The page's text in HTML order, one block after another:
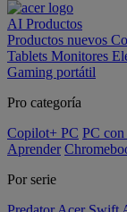
AI Productos
Productos nuevos
Tablets Monitores
Gaming portátil
Pro categoría
Copilot+ PC PC
Aprender
Por serie